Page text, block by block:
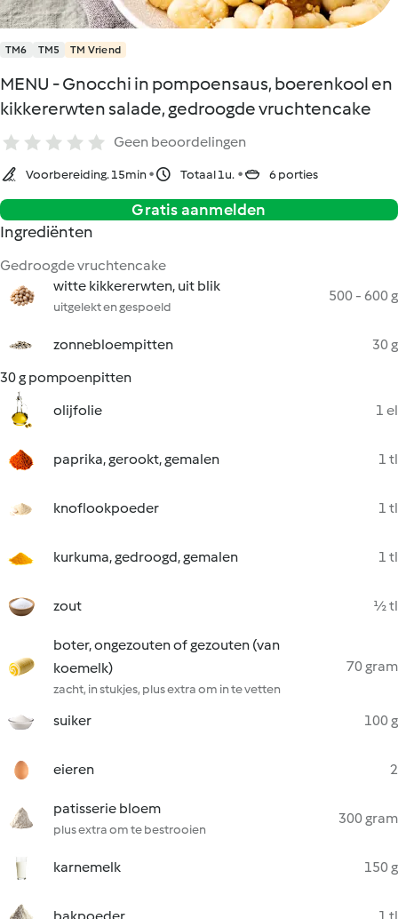
TM6 TM5 TM Vriend
MENU - Gnocchi in pompoensaus, boerenkool en
kikkererwten salade, gedroogde vruchtencake
Geen beoordelingen
Voorbereiding. 15min Totaal 1u. 6 porties
Gratis aanmelden
Ingrediënten
Gedroogde vruchtencake
witte kikkererwten, uit blik
uitgelekt en gespoeld
500 - 600 g
zonnebloempitten
30 g
30 g pompoenpitten
olijfolie
1 el
paprika, gerookt, gemalen 1 tl
knoflookpoeder 1 tl
kurkuma, gedroogd, gemalen 1 tl
zout ½ tl
boter, ongezouten of gezouten (van
koemelk)
zacht, in stukjes, plus extra om in te vetten
70 gram
suiker 100 g
eieren 2
patisserie bloem
plus extra om te bestrooien
300 gram
karnemelk 150 g